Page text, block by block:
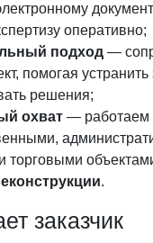
оперативно;
подход —
помогая
решения;
охват — работаем
торговыми
.
заказчик